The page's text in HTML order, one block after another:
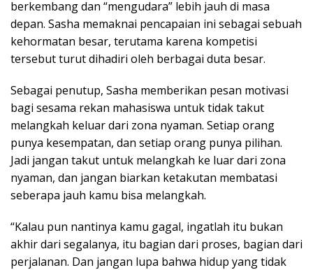
berkembang dan “mengudara” lebih jauh di masa
depan. Sasha memaknai pencapaian ini sebagai sebuah
kehormatan besar, terutama karena kompetisi
tersebut turut dihadiri oleh berbagai duta besar.
Sebagai penutup, Sasha memberikan pesan motivasi
bagi sesama rekan mahasiswa untuk tidak takut
melangkah keluar dari zona nyaman. Setiap orang
punya kesempatan, dan setiap orang punya pilihan.
Jadi jangan takut untuk melangkah ke luar dari zona
nyaman, dan jangan biarkan ketakutan membatasi
seberapa jauh kamu bisa melangkah.
“Kalau pun nantinya kamu gagal, ingatlah itu bukan
akhir dari segalanya, itu bagian dari proses, bagian dari
perjalanan. Dan jangan lupa bahwa hidup yang tidak